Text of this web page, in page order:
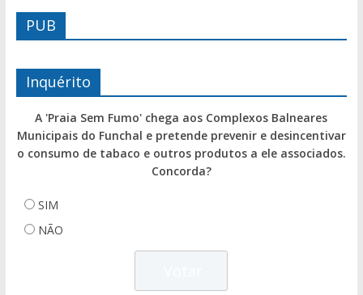
PUB
Inquérito
A 'Praia Sem Fumo' chega aos Complexos Balneares
Municipais do Funchal e pretende prevenir e desincentivar
o consumo de tabaco e outros produtos a ele associados.
Concorda?
SIM
NÃO